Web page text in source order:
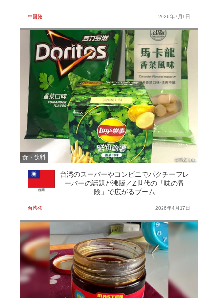
中国発 2026年7月1日
食・飲料
台湾のスーパーやコンビニでパクチーフレ
ーバーの話題が沸騰／Z世代の「味の冒
険」で広がるブーム
台湾発 2026年4月17日